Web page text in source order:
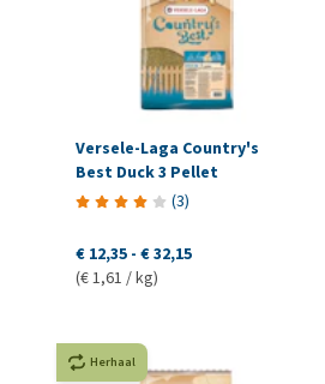
Versele-Laga Country's
Best Duck 3 Pellet
(3)
€ 12,35 - € 32,15
(€ 1,61 / kg)
Herhaal